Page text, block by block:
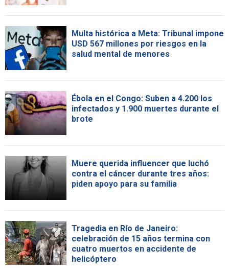
Multa histórica a Meta: Tribunal impone
USD 567 millones por riesgos en la
salud mental de menores
Ébola en el Congo: Suben a 4.200 los
infectados y 1.900 muertes durante el
brote
Muere querida influencer que luchó
contra el cáncer durante tres años:
piden apoyo para su familia
Tragedia en Río de Janeiro:
celebración de 15 años termina con
cuatro muertos en accidente de
helicóptero